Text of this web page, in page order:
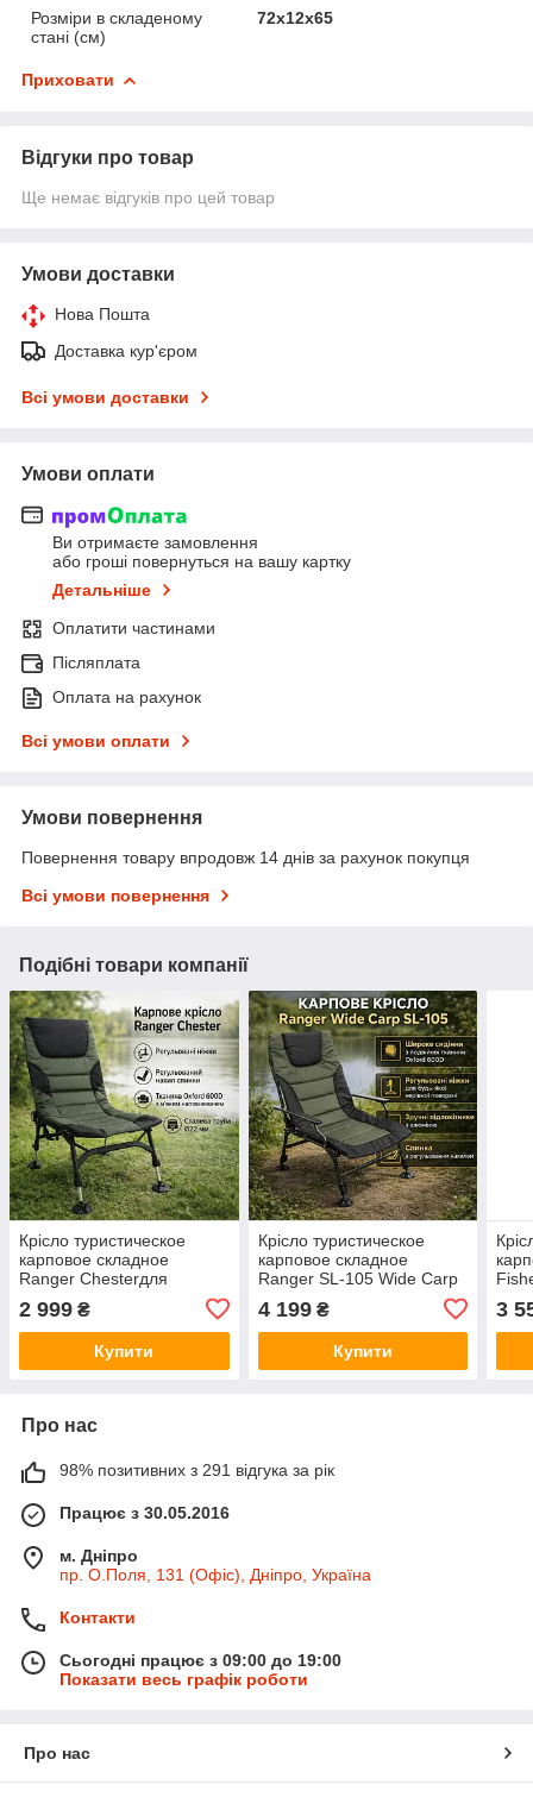
Розміри в складеному
стані (см)
72х12х65
Приховати
Відгуки про товар
Ще немає відгуків про цей товар
Умови доставки
Нова Пошта
Доставка кур'єром
Всі умови доставки
Умови оплати
Ви отримаєте замовлення
або гроші повернуться на вашу картку
Детальніше
Оплатити частинами
Післяплата
Оплата на рахунок
Всі умови оплати
Умови повернення
Повернення товару впродовж 14 днів за рахунок покупця
Всі умови повернення
Подібні товари компанії
Крісло туристическое
карповое складное
Ranger Chesterдля
відпочинку, компактне
RA2240
2 999 ₴
Купити
Крісло туристическое
карповое складное
Ranger SL-105 Wide Carp
для кемпінгу, риболовлі та
відпочинку, компактне
RA2226
4 199₴
Купити
3
Про нас
98% позитивних з 291 відгука за рік
Працює з 30.05.2016
м. Дніпро
пр. О.Поля, 131 (Офіс), Дніпро, Україна
Контакти
Сьогодні працює з 09:00 до 19:00
Показати весь графік роботи
Про нас